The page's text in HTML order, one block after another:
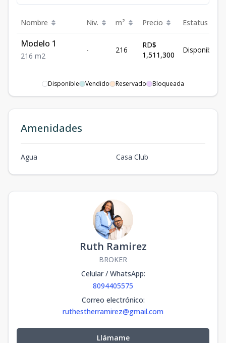
Nombre Niv. m² Precio Estatus
Modelo 1
216 m2
- 216
RD$
1,511,300
Disponible
Disponible Vendido Reservado Bloqueada
Amenidades
Agua Casa Club
Ruth Ramirez
BROKER
Celular / WhatsApp:
8094405575
Correo electrónico:
ruthestherramirez@gmail.com
Llámame